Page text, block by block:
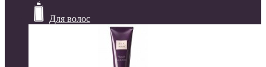
Для волос